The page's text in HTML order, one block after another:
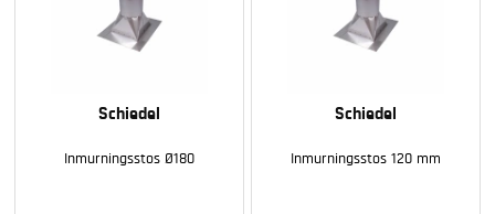
Schiedel
Inmurningsstos Ø180
Schiedel
Inmurningsstos 120 mm